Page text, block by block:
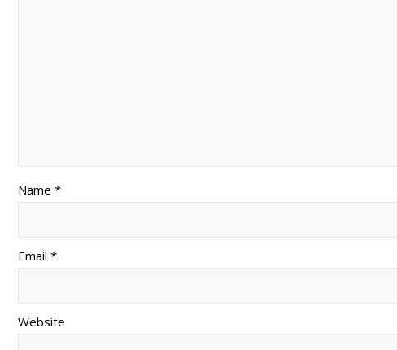
Name *
Email *
Website